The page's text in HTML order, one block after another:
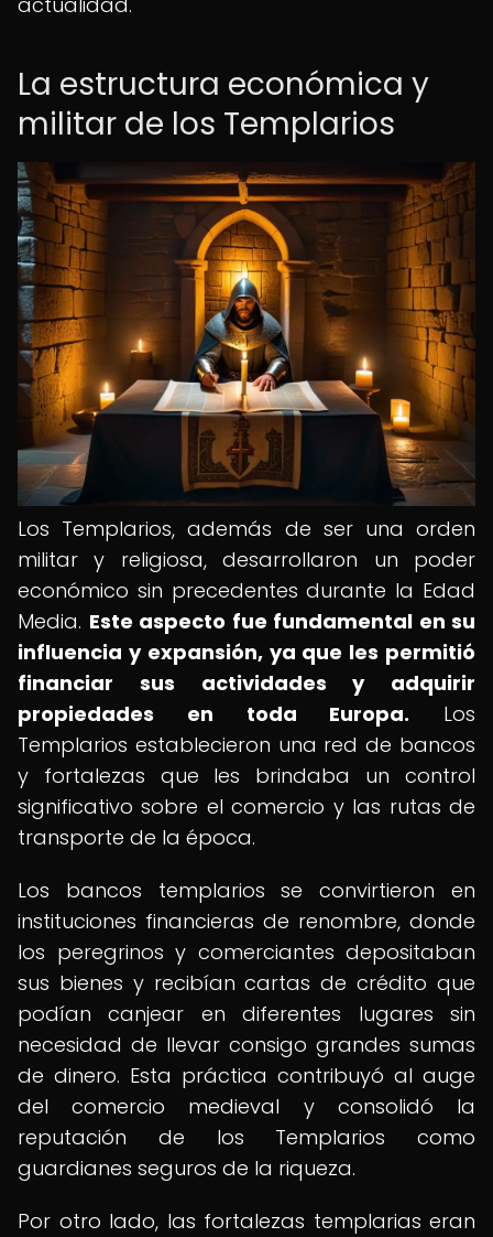
La estructura económica y
militar de los Templarios
Los Templarios, además de ser una orden
militar y religiosa, desarrollaron un poder
económico sin precedentes durante la Edad
Media. Este aspecto fue fundamental en su
influencia y expansión, ya que les permitió
financiar sus actividades y adquirir
propiedades en toda Europa. Los
Templarios establecieron una red de bancos
y fortalezas que les brindaba un control
significativo sobre el comercio y las rutas de
transporte de la época.
Los bancos templarios se convirtieron en
instituciones financieras de renombre, donde
los peregrinos y comerciantes depositaban
sus bienes y recibían cartas de crédito que
podían canjear en diferentes lugares sin
necesidad de llevar consigo grandes sumas
de dinero. Esta práctica contribuyó al auge
del comercio medieval y consolidó la
reputación de los Templarios como
guardianes seguros de la riqueza.
Por otro lado, las fortalezas templarias eran